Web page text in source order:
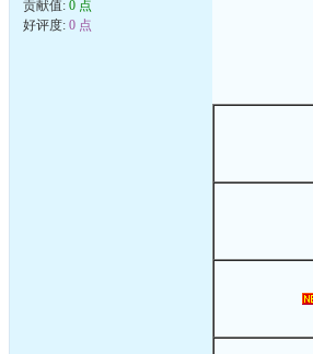
贡献值: 0 点
好评度: 0 点